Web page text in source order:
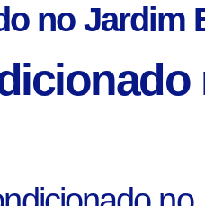
no Jardim